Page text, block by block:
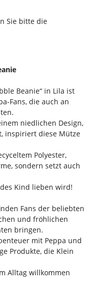
Sie bitte die
Beanie“ in Lila ist
Fans, die auch an
niedlichen Design,
inspiriert diese Mütze
Polyester,
sondern setzt auch
Kind lieben wird!
Fans der beliebten
und fröhlichen
bringen.
mit Peppa und
Produkte, die Klein
Alltag willkommen